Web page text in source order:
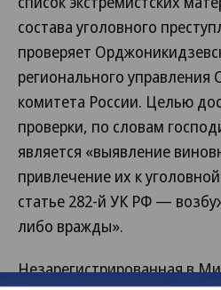
состава уголовного
проверяет
регионального управления
комитета России. Целью
проверки, по словам
является «выявление
привлечение их к
статье 282-й УК РФ —
либо вражды».
Незарегистрированная в